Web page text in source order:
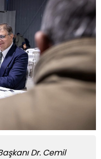
Dr. Cemil